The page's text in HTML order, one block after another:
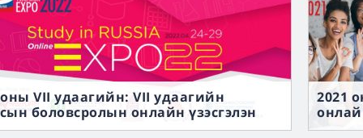
оны VII удаагийн: VII удаагийн
боловсролын онлайн үзэсгэлэн
2021